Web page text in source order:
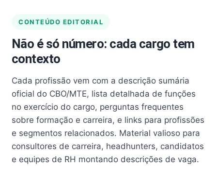
CONTEÚDO EDITORIAL
Não é só número: cada cargo tem
contexto
Cada profissão vem com a descrição sumária
oficial do CBO/MTE, lista detalhada de funções
no exercício do cargo, perguntas frequentes
sobre formação e carreira, e links para profissões
e segmentos relacionados. Material valioso para
consultores de carreira, headhunters, candidatos
e equipes de RH montando descrições de vaga.